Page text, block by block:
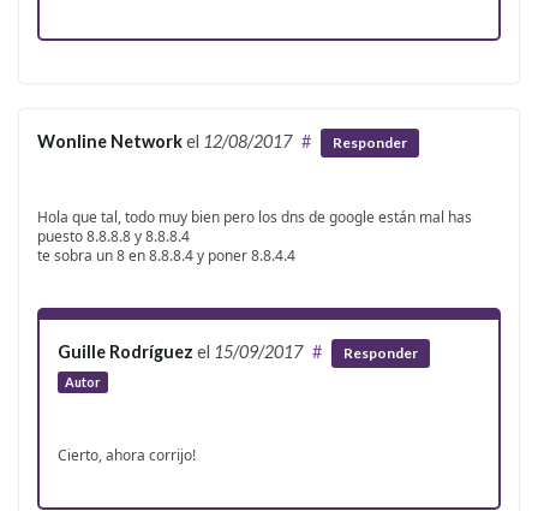
Wonline Networkel 12/08/2017 # Responder
Hola que tal, todo muy bien pero los dns de google están mal has
puesto 8.8.8.8 y 8.8.8.4
te sobra un 8 en 8.8.8.4 y poner 8.8.4.4
Guille Rodríguez el 15/09/2017
Autor
# Responder
Cierto, ahora corrijo!